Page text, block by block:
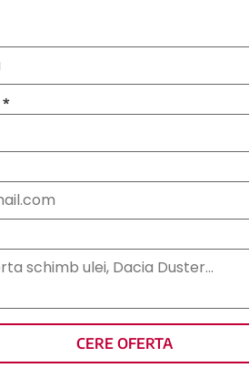
*
CERE OFERTA